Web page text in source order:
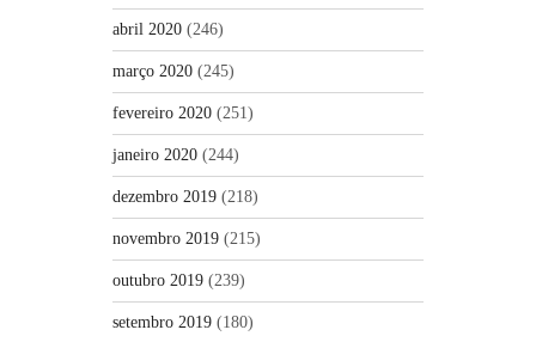
abril 2020 (246)
março 2020 (245)
fevereiro 2020 (251)
janeiro 2020 (244)
dezembro 2019 (218)
novembro 2019 (215)
outubro 2019 (239)
setembro 2019 (180)